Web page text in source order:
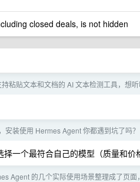
closed deals, is not hidden
粘贴文本和文档的 AI 文本检测工具，想
安装使用 Hermes Agent 你都遇到坑了吗？
一个最符合自己的模型（质量和价
Agent 的几个实际使用场景整理成了页